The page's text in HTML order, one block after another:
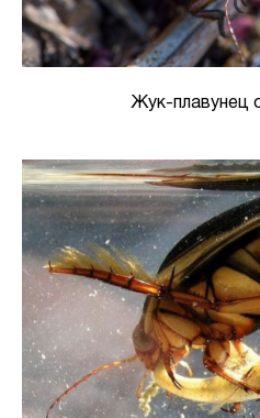
Жук-плавунец